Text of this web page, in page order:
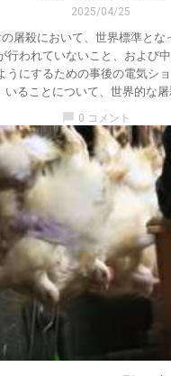
2025/04/25
屠殺において、世界標準とな
行われていないこと、および
うにするための事後の電気シ
いることについて、世界的な屠
0 コメント